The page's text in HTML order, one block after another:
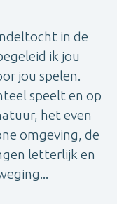
in de
ik jou
jou spelen.
speelt en op
het even
omgeving, de
letterlijk en